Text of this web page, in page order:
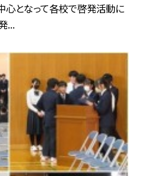
心となって各校で啓発活動に
...